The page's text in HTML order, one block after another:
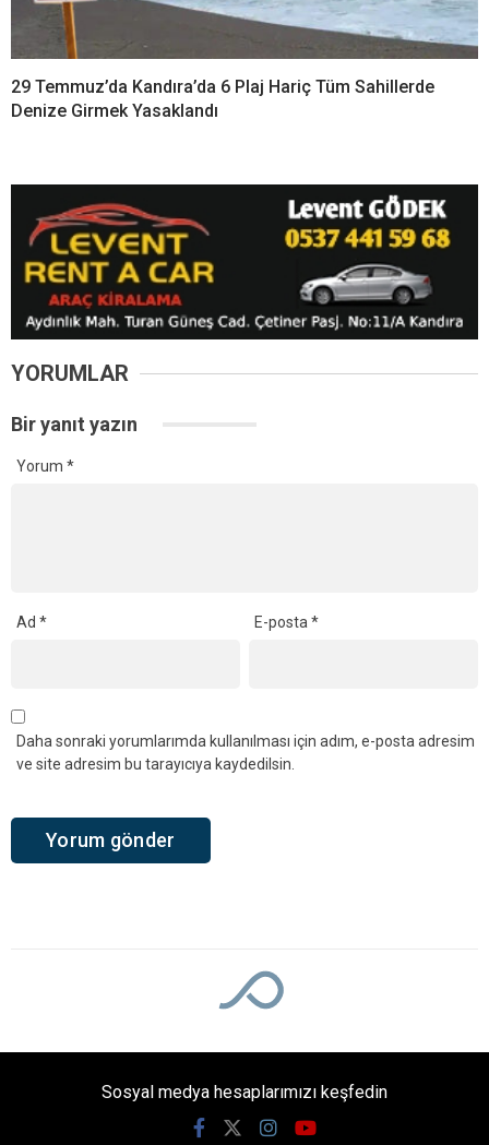
29 Temmuz’da Kandıra’da 6 Plaj Hariç Tüm Sahillerde
Denize Girmek Yasaklandı
YORUMLAR
Bir yanıt yazın
Yorum *
Ad * E-posta*
Daha sonraki yorumlarımda kullanılması için adım, e-posta adresim
ve site adresim bu tarayıcıya kaydedilsin.
Kandıra Semalarında
Güneş Tutulması
Heyecanı! En Güzel